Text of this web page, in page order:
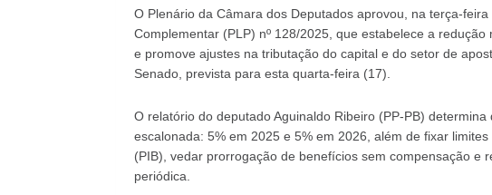
O Plenário da Câmara dos Deputados aprovou, na terça-
Complementar (PLP) nº 128/2025, que estabelece a
e promove ajustes na tributação do capital e do setor de
Senado, prevista para esta quarta-feira (17).
O relatório do deputado Aguinaldo Ribeiro (PP-PB)
escalonada: 5% em 2025 e 5% em 2026, além de fixar
(PIB), vedar prorrogação de benefícios sem compensação e
periódica.